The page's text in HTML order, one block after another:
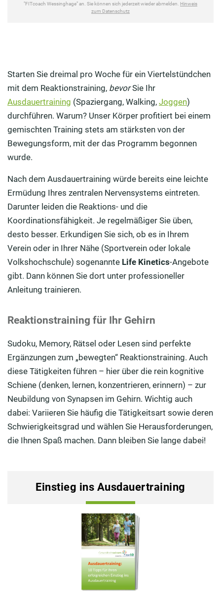
Starten Sie dreimal pro Woche für ein Viertelstündchen
mit dem Reaktionstraining, bevorSie Ihr
Ausdauertraining (Spaziergang, Walking, Joggen)
durchführen. Warum? Unser Körper profitiert bei einem
gemischten Training stets am stärksten von der
Bewegungsform, mit der das Programm begonnen
wurde.
Nach dem Ausdauertraining würde bereits eine leichte
Ermüdung Ihres zentralen Nervensystems eintreten.
Darunter leiden die Reaktions- und die
Koordinationsfähigkeit. Je regelmäßiger Sie üben,
desto besser. Erkundigen Sie sich, ob es in Ihrem
Verein oder in Ihrer Nähe (Sportverein oder lokale
Volkshochschule) sogenannte Life Kinetics-Angebote
gibt. Dann können Sie dort unter professioneller
Anleitung trainieren.
Reaktionstraining für Ihr Gehirn
Sudoku, Memory, Rätsel oder Lesen sind perfekte
Ergänzungen zum „bewegten“ Reaktionstraining. Auch
diese Tätigkeiten führen – hier über die rein kognitive
Schiene (denken, lernen, konzentrieren, erinnern) – zur
Neubildung von Synapsen im Gehirn. Wichtig auch
dabei: Variieren Sie häufig die Tätigkeitsart sowie deren
Schwierigkeitsgrad und wählen Sie Herausforderungen,
die Ihnen Spaß machen. Dann bleiben Sie lange dabei!